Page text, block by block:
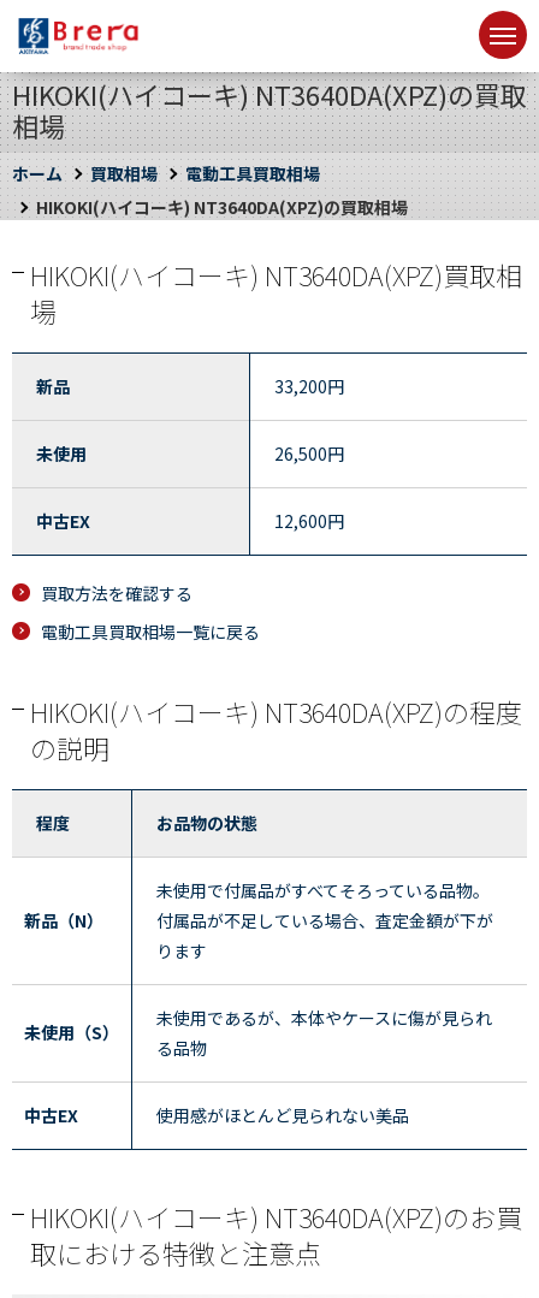
HIKOKI(ハイコーキ) NT3640DA(XPZ)の買取
相場
ホーム 買取相場
電動工具買取相場
HIKOKI(ハイコーキ) NT3640DA(XPZ)の買取相場
HIKOKI(ハイコーキ) NT3640DA(XPZ)買取相
場
新品 33,200円
未使用 26,500円
中古EX 12,600円
買取方法を確認する
電動工具買取相場一覧に戻る
HIKOKI(ハイコーキ) NT3640DA(XPZ)の程度
の説明
程度 お品物の状態
新品（N）
未使用で付属品がすべてそろっている品物。
付属品が不足している場合、査定金額が下が
ります
未使用（S）
未使用であるが、本体やケースに傷が見られ
る品物
中古EX 使用感がほとんど見られない美品
HIKOKI(ハイコーキ) NT3640DA(XPZ)のお買
取における特徴と注意点